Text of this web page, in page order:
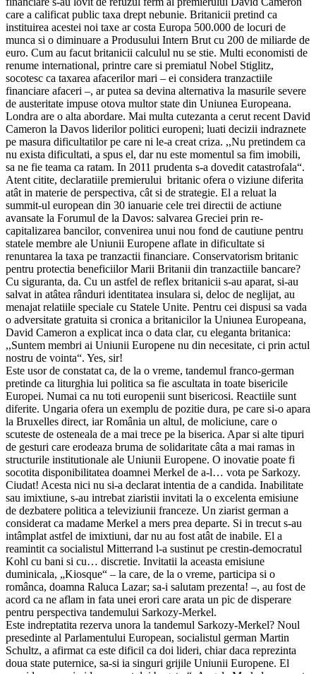
care a calificat public taxa drept nebunie. Britanicii pretind ca
instituirea acestei noi taxe ar costa Europa 500.000 de locuri de
munca si o diminuare a Produsului Intern Brut cu 200 de miliarde de
euro. Cum au facut britanicii calculul nu se stie. Multi economisti de
renume international, printre care si premiatul Nobel Stiglitz,
socotesc ca taxarea afacerilor mari – ei considera tranzactiile
financiare afaceri –, ar putea sa devina alternativa la masurile severe
de austeritate impuse otova multor state din Uniunea Europeana.
Londra are o alta abordare. Mai multa cutezanta a cerut recent David
Cameron la Davos liderilor politici europeni; luati decizii indraznete
pe masura dificultatilor pe care ni le-a creat criza. ,,Nu pretindem ca
nu exista dificultati, a spus el, dar nu este momentul sa fim imobili,
sa ne fie teama ca ratam. In 2011 prudenta s-a dovedit catastrofala“.
Atent citite, declaratiile premierului britanic ofera o viziune diferita
atât in materie de perspectiva, cât si de strategie. El a reluat la
summit-ul european din 30 ianuarie cele trei directii de actiune
avansate la Forumul de la Davos: salvarea Greciei prin re-
capitalizarea bancilor, convenirea unui nou fond de cautiune pentru
statele membre ale Uniunii Europene aflate in dificultate si
renuntarea la taxa pe tranzactii financiare. Conservatorism britanic
pentru protectia beneficiilor Marii Britanii din tranzactiile bancare?
Cu siguranta, da. Cu un astfel de reflex britanicii s-au aparat, si-au
salvat in atâtea rânduri identitatea insulara si, deloc de neglijat, au
menajat relatiile speciale cu Statele Unite. Pentru cei dispusi sa vada
o adversitate gratuita si cronica a britanicilor la Uniunea Europeana,
David Cameron a explicat inca o data clar, cu eleganta britanica:
,,Suntem membri ai Uniunii Europene nu din necesitate, ci prin actul
nostru de vointa“. Yes, sir!
Este usor de constatat ca, de la o vreme, tandemul franco-german
pretinde ca liturghia lui politica sa fie ascultata in toate bisericile
Europei. Numai ca nu toti europenii sunt bisericosi. Reactiile sunt
diferite. Ungaria ofera un exemplu de pozitie dura, pe care si-o apara
la Bruxelles direct, iar România un altul, de moliciune, care o
scuteste de osteneala de a mai trece pe la biserica. Apar si alte tipuri
de gesturi care erodeaza bruma de solidaritate câta a mai ramas in
structurile institutionale ale Uniunii Europene. O inovatie poate fi
socotita disponibilitatea doamnei Merkel de a-l… vota pe Sarkozy.
Ciudat! Acesta nici nu si-a declarat intentia de a candida. Inabilitate
sau imixtiune, s-au intrebat ziaristii invitati la o excelenta emisiune
de dezbatere politica a televiziunii franceze. Un ziarist german a
considerat ca madame Merkel a mers prea departe. Si in trecut s-au
intâmplat astfel de imixtiuni, dar nu au fost atât de inabile. El a
reamintit ca socialistul Mitterrand l-a sustinut pe crestin-democratul
Kohl cu bani si cu… discretie. Invitatii la aceasta emisiune
duminicala, „Kiosque“ – la care, de la o vreme, participa si o
românca, doamna Raluca Lazar; sa-i salutam prezenta! –, au fost de
acord ca ne aflam in fata unei erori care arata un pic de disperare
pentru perspectiva tandemului Sarkozy-Merkel.
Este indreptatita rezerva unora la tandemul Sarkozy-Merkel? Noul
presedinte al Parlamentului European, socialistul german Martin
Schultz, a afirmat ca este dificil ca doi lideri, chiar daca reprezinta
doua state puternice, sa-si ia singuri grijile Uniunii Europene. El